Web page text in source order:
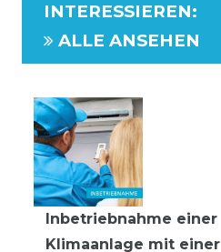
INTERESSIEREN:
ALLE ANSEHEN
Inbetriebnahme einer
Klimaanlage mit einer